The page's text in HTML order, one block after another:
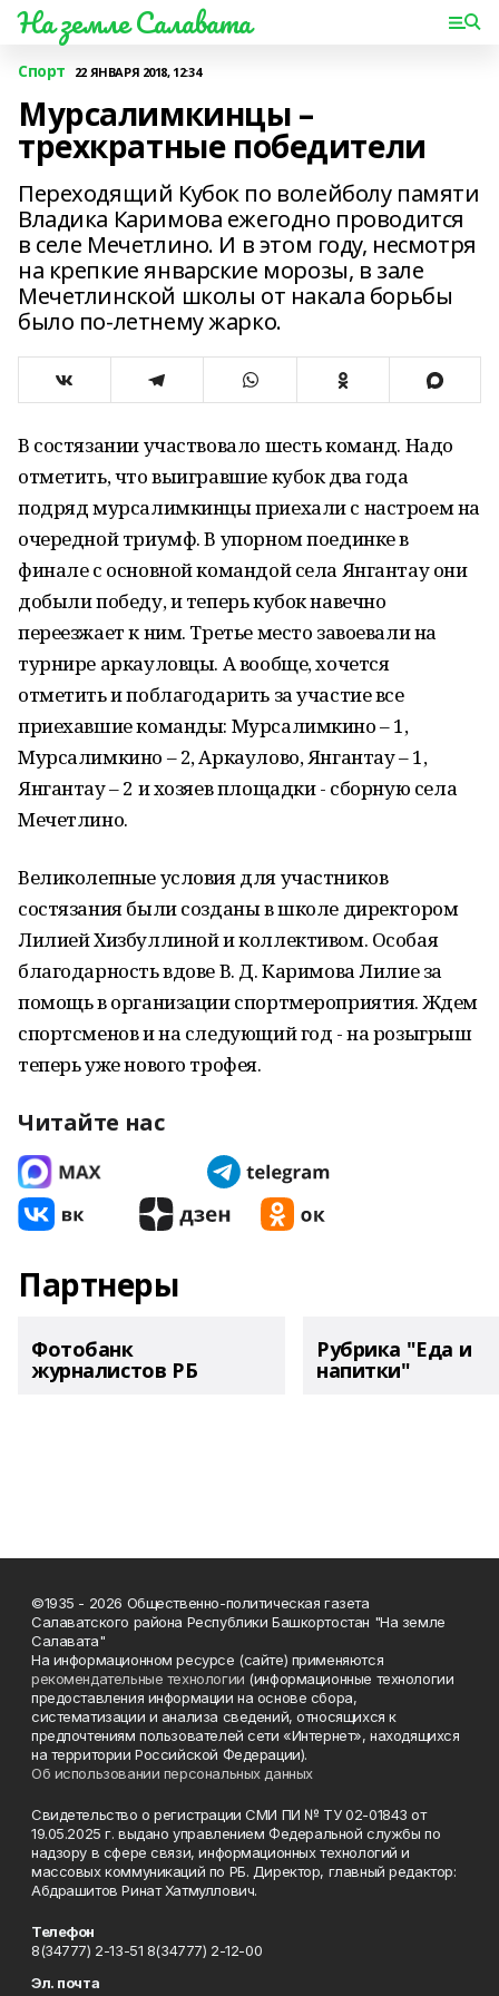
На земле Салавата
Спорт 22 ЯНВАРЯ 2018, 12:34
Мурсалимкинцы –
трехкратные победители
Переходящий Кубок по волейболу памяти
Владика Каримова ежегодно проводится
в селе Мечетлино. И в этом году, несмотря
на крепкие январские морозы, в зале
Мечетлинской школы от накала борьбы
было по-летнему жарко.
В состязании участвовало шесть команд. Надо
отметить, что выигравшие кубок два года
подряд мурсалимкинцы приехали с настроем на
очередной триумф. В упорном поединке в
финале с основной командой села Янгантау они
добыли победу, и теперь кубок навечно
переезжает к ним. Третье место завоевали на
турнире аркауловцы. А вообще, хочется
отметить и поблагодарить за участие все
приехавшие команды: Мурсалимкино – 1,
Мурсалимкино – 2, Аркаулово, Янгантау – 1,
Янгантау – 2 и хозяев площадки - сборную села
Мечетлино.
Великолепные условия для участников
состязания были созданы в школе директором
Лилией Хизбуллиной и коллективом. Особая
благодарность вдове В. Д. Каримова Лилие за
помощь в организации спортмероприятия. Ждем
спортсменов и на следующий год - на розыгрыш
теперь уже нового трофея.
Читайте нас
Партнеры
Фотобанк
журналистов РБ
Рубрика "Еда и
напитки"
©1935 - 2026 Общественно-политическая газета
Салаватского района Республики Башкортостан "На земле
Салавата"
На информационном ресурсе (сайте) применяются
рекомендательные технологии (информационные технологии
предоставления информации на основе сбора,
систематизации и анализа сведений, относящихся к
предпочтениям пользователей сети «Интернет», находящихся
на территории Российской Федерации).
Об использовании персональных данных
Свидетельство о регистрации СМИ ПИ № ТУ 02-01843 от
19.05.2025 г. выдано управлением Федеральной службы по
надзору в сфере связи, информационных технологий и
массовых коммуникаций по РБ. Директор, главный редактор:
Абдрашитов Ринат Хатмуллович.
Телефон
8(34777) 2-13-51 8(34777) 2-12-00
Эл. почта